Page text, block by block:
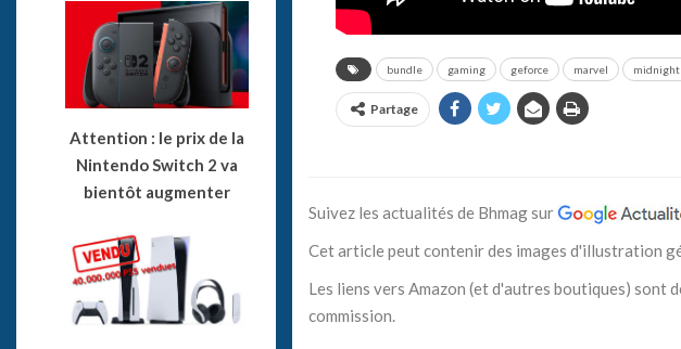
bundle gaming geforce marvel midnight
Partage
Suivez les actualités de Bhmag sur
Cet article peut contenir des images d'illustration
Les liens vers Amazon (et d'autres boutiques) sont
commission.
Attention : le prix de la
Nintendo Switch 2 va
bientôt augmenter